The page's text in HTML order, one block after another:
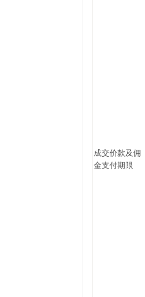
成交价款及佣
金支付期限